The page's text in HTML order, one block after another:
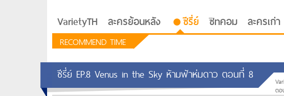
VarietyTH ละครย้อนหลัง ซีรี่ย์ ซิทคอม ละครเก่า
RECOMMEND TIME
ซีรี่ย์ EP.8 Venus in the Sky ห้ามฟ้าห่มดาว ตอนที่ 8
ต